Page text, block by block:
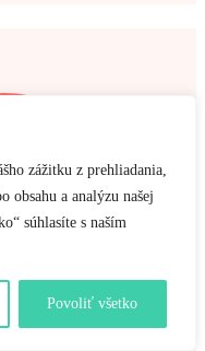
zážitku z prehliadania,
obsahu a analýzu našej
súhlasíte s naším
Povoliť všetko